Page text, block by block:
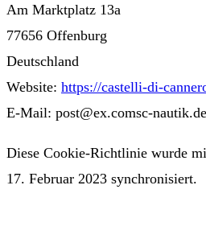
Am Marktplatz 13a
77656 Offenburg
Deutschland
Website: https://castelli-di-
E-Mail: post@ex.comsc-nautik.de
Diese Cookie-Richtlinie wurde
17. Februar 2023 synchronisiert.